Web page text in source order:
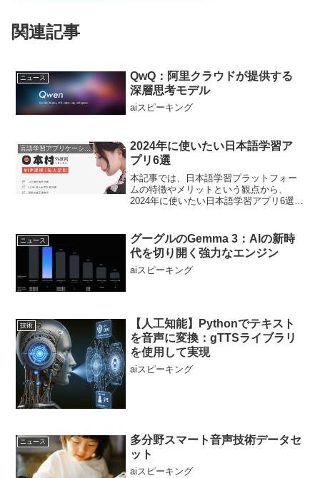
関連記事
ニュース
QwQ：阿里クラウドが提供する
深層思考モデル
aiスピーキング
言語学習アプリケーション
2024年に使いたい日本語学習ア
プリ6選
本記事では、日本語学習プラットフォー
ムの特徴やメリットという観点から、
2024年に使いたい日本語学習アプリ6選を
ニュース
グーグルのGemma 3：AIの新時
代を切り開く強力なエンジン
aiスピーキング
技術
【人工知能】Pythonでテキスト
を音声に変換：gTTSライブラリ
を使用して実現
aiスピーキング
ニュース
多分野スマート音声技術データセ
ット
aiスピーキング